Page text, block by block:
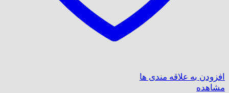
افزودن به علاقه مندی ها
مشاهده